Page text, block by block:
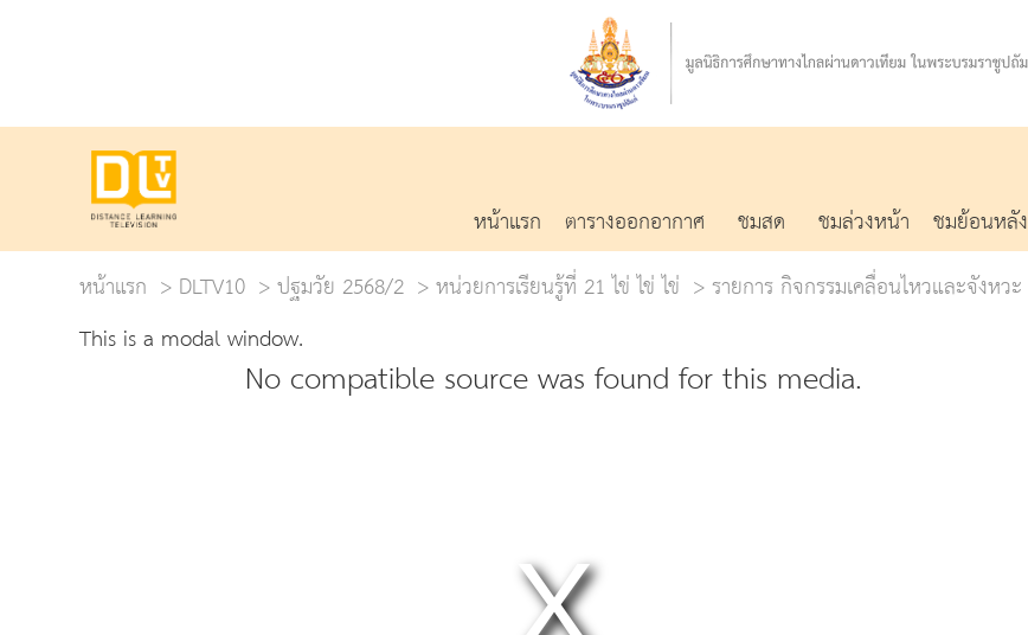
หน้าแรก ตารางออกอากาศ ชมสด ชมล่วงหน้า ชมย้อนหลัง
หน้าแรก
DLTV10 ปฐมวัย 2568/2 หน่วยการเรียนรู้ที่ 21 ไข่ ไข่ ไข่
รายการ กิจกรรมเคลื่อนไหวและจังหวะ
This is a modal window.
No compatible source was found for this media.